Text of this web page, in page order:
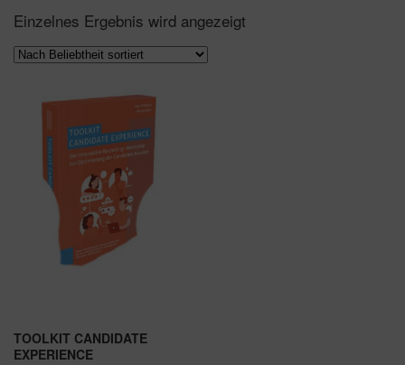
Einzelnes Ergebnis wird angezeigt
TOOLKIT CANDIDATE
EXPERIENCE